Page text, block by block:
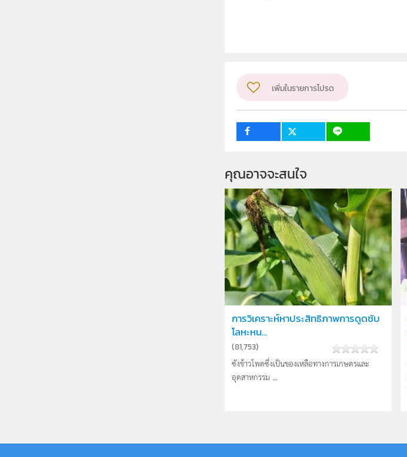
เพิ่มในรายการโปรด
คุณอาจจะสนใจ
การวิเคราะห์หาประสิทธิภาพการดูดซับ
โลหะหน...
(81,753)
ซังข้าวโพดซึ่งเป็นของเหลือทางการเกษตรและ
อุตสาหกรรม ...